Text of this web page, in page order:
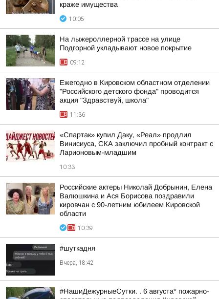
краже имущества
10:05
На лыжероллерной трассе на улице
Подгорной укладывают новое покрытие
09:12
Ежегодно в Кировском областном отделении
"Российского детского фонда" проводится
акция "Здравствуй, школа"
11:36
«Спартак» купил Даку, «Реал» продлил
Винисиуса, СКА заключил пробный контракт с
Ларионовым-младшим
10:33
Российские актеры Николай Добрынин, Елена
Валюшкина и Ася Борисова поздравили
кировчан с 90-летним юбилеем Кировской
области
10:39
#шуткадня
Вчера, 18:42
#НашиДежурныеСутки. . 6 августа* пожарно-